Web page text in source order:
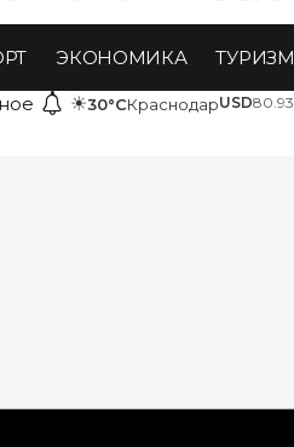
ЭКОНОМИКА ТУРИЗМ
☀30°CКраснодарUSD80.93